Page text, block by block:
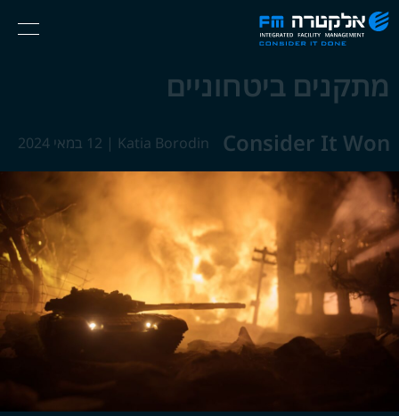
Skip
the
content
אלקטרה
It
Done
Menu
מתקנים ביטחוניים
Consider It Won
Katia Borodin
| 12 במאי 2024